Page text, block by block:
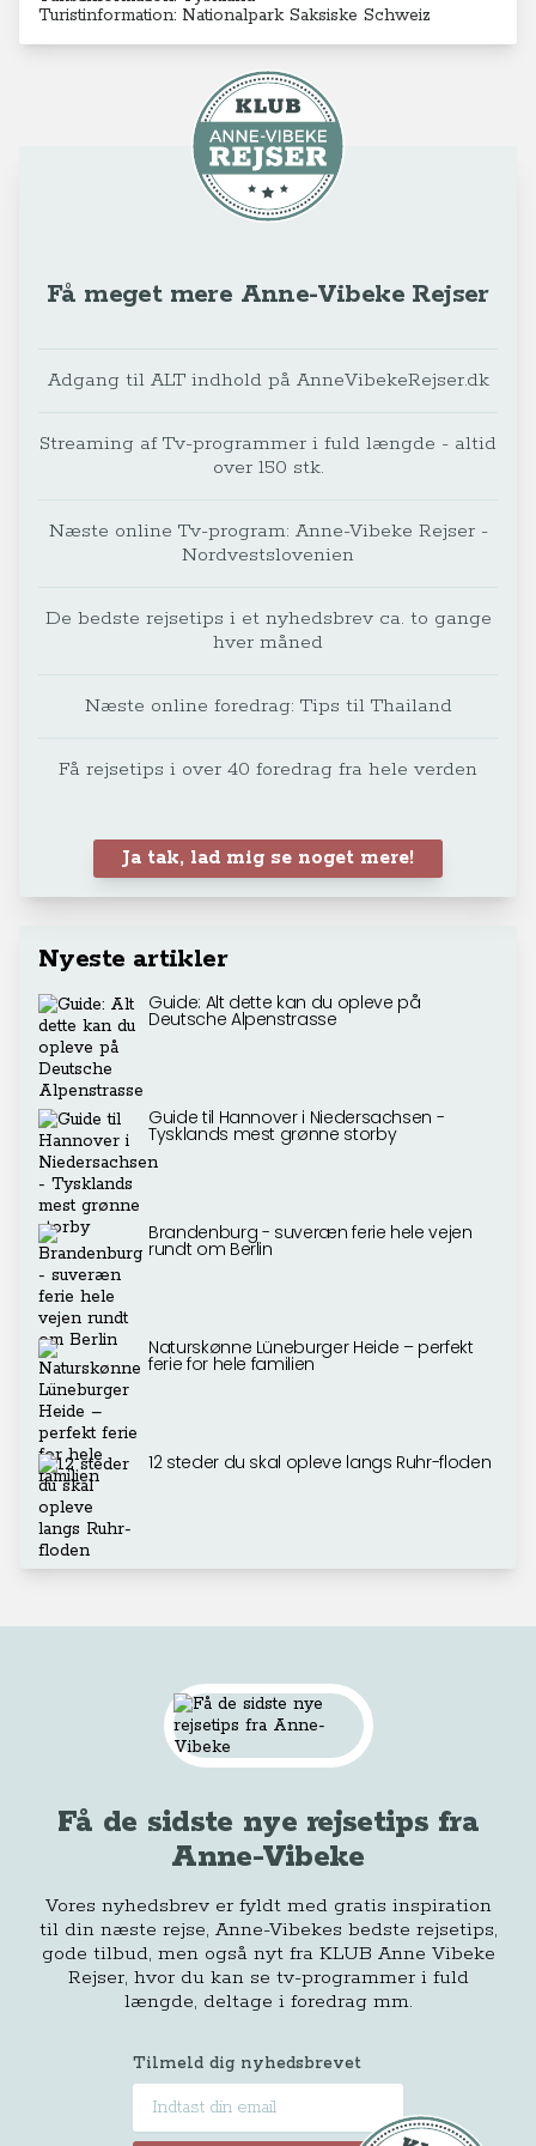
Turistinformation: Nationalpark Saksiske Schweiz
Få meget mere Anne-Vibeke Rejser
Adgang til ALT indhold på AnneVibekeRejser.dk
Streaming af Tv-programmer i fuld længde - altid
over 150 stk.
Næste online Tv-program: Anne-Vibeke Rejser -
Nordvestslovenien
De bedste rejsetips i et nyhedsbrev ca. to gange
hver måned
Næste online foredrag: Tips til Thailand
Få rejsetips i over 40 foredrag fra hele verden
Ja tak, lad mig se noget mere!
Nyeste artikler
Guide: Alt dette kan du opleve på
Deutsche Alpenstrasse
Guide til Hannover i Niedersachsen -
Tysklands mest grønne storby
Brandenburg - suveræn ferie hele vejen
rundt om Berlin
Naturskønne Lüneburger Heide – perfekt
ferie for hele familien
12 steder du skal opleve langs Ruhr-floden
Få de sidste nye rejsetips fra
Anne-Vibeke
Vores nyhedsbrev er fyldt med gratis inspiration
til din næste rejse, Anne-Vibekes bedste rejsetips,
gode tilbud, men også nyt fra KLUB Anne Vibeke
Rejser, hvor du kan se tv-programmer i fuld
længde, deltage i foredrag mm.
Tilmeld dig nyhedsbrevet